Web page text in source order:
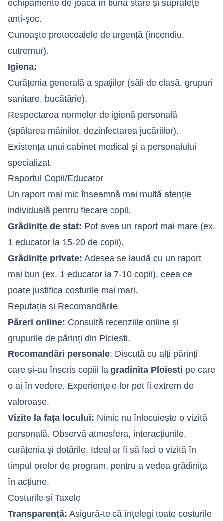
echipamente de joacă în bună stare și suprafețe
anti-șoc.
Cunoaște protocoalele de urgență (incendiu,
cutremur).
Igiena:
Curățenia generală a spațiilor (săli de clasă, grupuri
sanitare, bucătărie).
Respectarea normelor de igienă personală
(spălarea mâinilor, dezinfectarea jucăriilor).
Existența unui cabinet medical și a personalului
specializat.
Raportul Copii/Educator
Un raport mai mic înseamnă mai multă atenție
individuală pentru fiecare copil.
Grădinițe de stat: Pot avea un raport mai mare (ex.
1 educator la 15-20 de copii).
Grădinițe private: Adesea se laudă cu un raport
mai bun (ex. 1 educator la 7-10 copii), ceea ce
poate justifica costurile mai mari.
Reputația și Recomandările
Păreri online: Consultă recenziile online și
grupurile de părinți din Ploiești.
Recomandări personale: Discută cu alți părinți
care și-au înscris copiii la gradinita Ploiesti pe care
o ai în vedere. Experiențele lor pot fi extrem de
valoroase.
Vizite la fața locului: Nimic nu înlocuiește o vizită
personală. Observă atmosfera, interacțiunile,
curățenia și dotările. Ideal ar fi să faci o vizită în
timpul orelor de program, pentru a vedea grădinița
în acțiune.
Costurile și Taxele
Transparență: Asigură-te că înțelegi toate costurile